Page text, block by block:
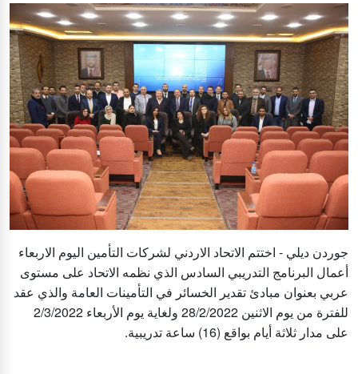
جوردن ديلي - اختتم الاتحاد الاردني لشركات التأمين اليوم الاربعاء
أعمال البرنامج التدريبي السادس الذي نظمه الاتحاد على مستوى
عربي بعنوان مبادئ تقدير الخسائر في التأمينات العامة والذي عقد
للفترة من يوم الاثنين 28/2/2022 ولغاية يوم الأربعاء 2/3/2022
على مدار ثلاثة أيام بواقع (16) ساعة تدريبية.